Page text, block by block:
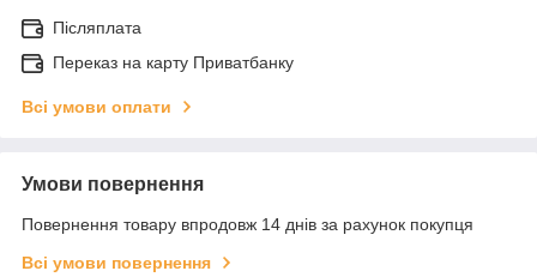
Післяплата
Переказ на карту Приватбанку
Всі умови оплати
Умови повернення
Повернення товару впродовж 14 днів за рахунок покупця
Всі умови повернення